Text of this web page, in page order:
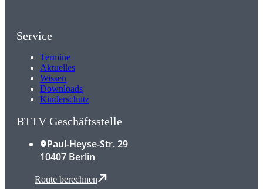
Service
Termine
Aktuelles
Wissen
Downloads
Kinderschutz
BTTV Geschäftsstelle
Paul-Heyse-Str. 29
10407 Berlin
Route berechnen